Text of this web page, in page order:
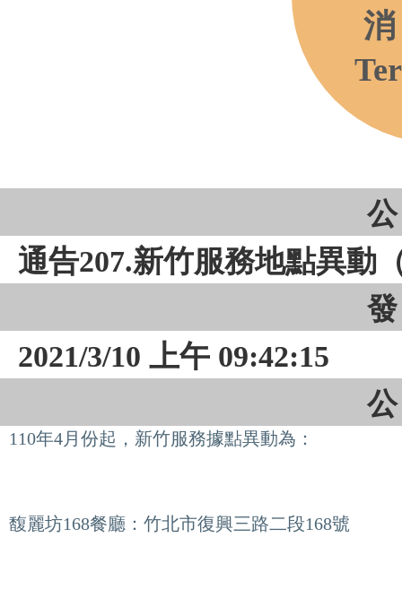
通告207.新竹服務地點異動
2021/3/10 上午 09:42:15
110年4月份起，新竹服務據點異動為：
馥麗坊168餐廳：竹北市復興三路二段168號